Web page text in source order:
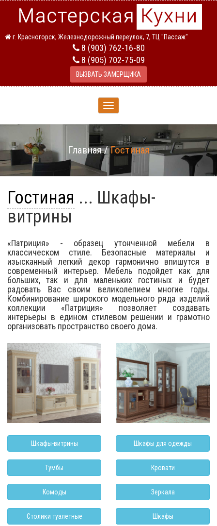
г. Красногорск, Железнодорожный переулок, 7, ТЦ "Пассаж"
8 (903) 762-16-80
8 (905) 702-75-09
ВЫЗВАТЬ ЗАМЕРЩИКА
Toggle
navigation
Главная/Гостиная
Гостиная ... Шкафы-
витрины
«Патриция» - образец утонченной мебели в
классическом стиле. Безопасные материалы и
изысканный легкий декор гармонично впишутся в
современный интерьер. Мебель подойдет как для
больших, так и для маленьких гостиных и будет
радовать Вас своим великолепием многие годы.
Комбинирование широкого модельного ряда изделий
коллекции «Патриция» позволяет создавать
интерьеры в едином стилевом решении и грамотно
организовать пространство своего дома.
Шкафы-витрины Шкафы для одежды
Тумбы Кровати
Комоды Зеркала
Столики туалетные Шкафы